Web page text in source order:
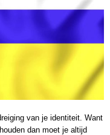
van je identiteit. Want
dan moet je altijd